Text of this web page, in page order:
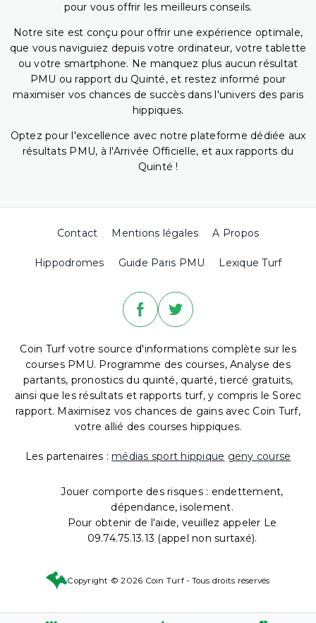
pour vous offrir les meilleurs conseils.
Notre site est conçu pour offrir une expérience optimale,
que vous naviguiez depuis votre ordinateur, votre tablette
ou votre smartphone. Ne manquez plus aucun résultat
PMU ou rapport du Quinté, et restez informé pour
maximiser vos chances de succès dans l'univers des paris
hippiques.
Optez pour l'excellence avec notre plateforme dédiée aux
résultats PMU, à l'Arrivée Officielle, et aux rapports du
Quinté !
Contact Mentions légales A Propos
Hippodromes Guide Paris PMU Lexique Turf
Coin Turf votre source d'informations complète sur les
courses PMU. Programme des courses, Analyse des
partants, pronostics du quinté, quarté, tiercé gratuits,
ainsi que les résultats et rapports turf, y compris le Sorec
rapport. Maximisez vos chances de gains avec Coin Turf,
votre allié des courses hippiques.
Les partenaires : médias sport hippique geny course
Jouer comporte des risques : endettement,
dépendance, isolement.
Pour obtenir de l'aide, veuillez appeler Le
09.74.75.13.13 (appel non surtaxé).
Copyright © 2026 Coin Turf - Tous droits réservés